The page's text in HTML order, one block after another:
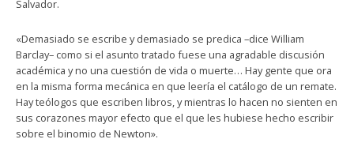
Salvador.
«Demasiado se escribe y demasiado se predica –dice William
Barclay– como si el asunto tratado fuese una agradable discusión
académica y no una cuestión de vida o muerte… Hay gente que ora
en la misma forma mecánica en que leería el catálogo de un remate.
Hay teólogos que escriben libros, y mientras lo hacen no sienten en
sus corazones mayor efecto que el que les hubiese hecho escribir
sobre el binomio de Newton».